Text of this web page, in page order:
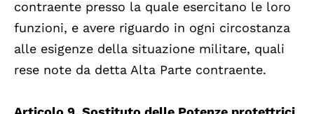
contraente presso la quale esercitano le loro
funzioni, e avere riguardo in ogni circostanza
alle esigenze della situazione militare, quali
rese note da detta Alta Parte contraente.